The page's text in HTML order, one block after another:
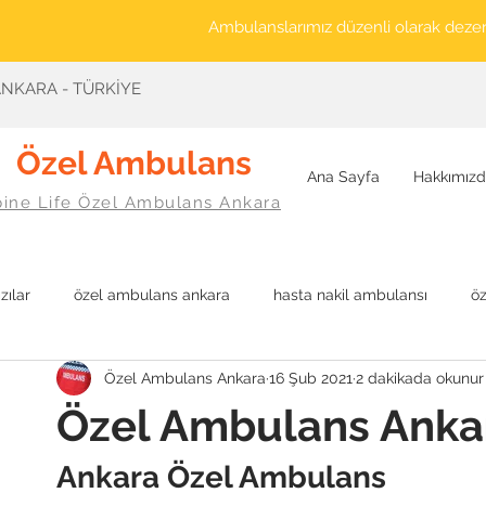
Ambulanslarımız düzenli olarak
- TÜRKİYE
Özel Ambulans
Life Özel Ambulans Ankara
Ana Sayfa
özel ambulans ankara hasta nakil ambulansı
Özel Ambulans
Özel Ambulans Ankara 16 Şub 2021 2 dakikada okunur
Ankara Özel Ambulans